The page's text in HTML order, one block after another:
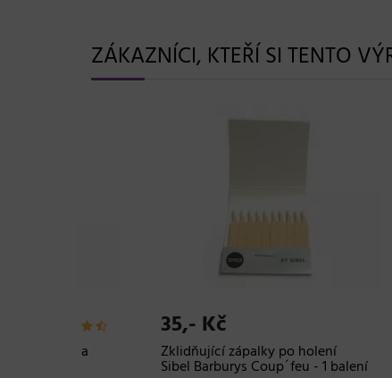
ZÁKAZNÍCI, KTEŘÍ SI TENTO
35,- Kč
Zklidňující zápalky po holení
Sibel Barburys Coup´feu - 1 balení